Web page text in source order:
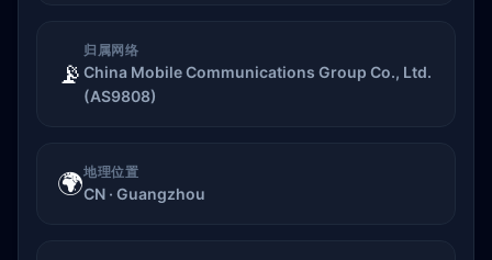
📡
归属网络
China Mobile Communications Group Co., Ltd.
(AS9808)
🌍地理位置
CN · Guangzhou